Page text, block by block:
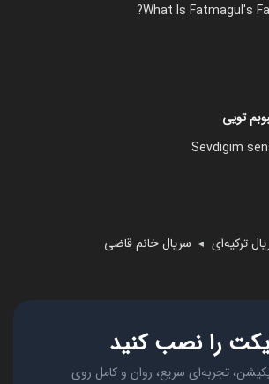
What Is Fatmagul's
تویی
Sevdigim
ترکیه‌ای ◄ سریال خانم قاضی
را نصب کنید
تجربه‌ای سریع، روان و کامل روی